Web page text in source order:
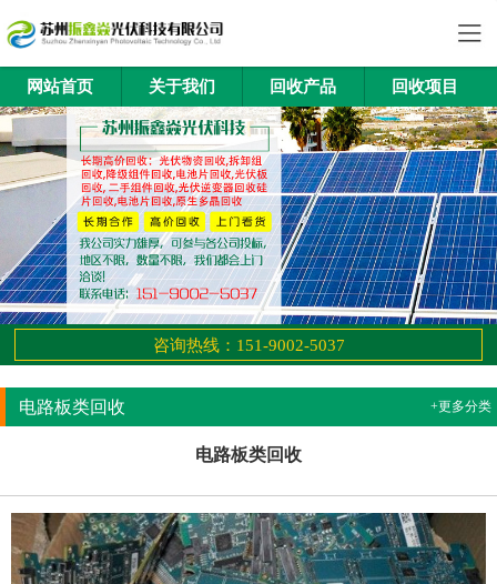
网站首页 关于我们 回收产品 回收项目
咨询热线：151-9002-5037
电路板类回收 +更多分类
电路板类回收